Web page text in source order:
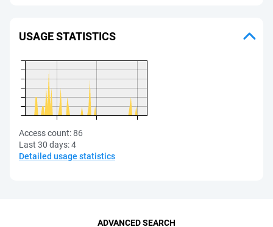
USAGE STATISTICS
Access count:86
Last 30 days:4
Detailed usage statistics
ADVANCED SEARCH